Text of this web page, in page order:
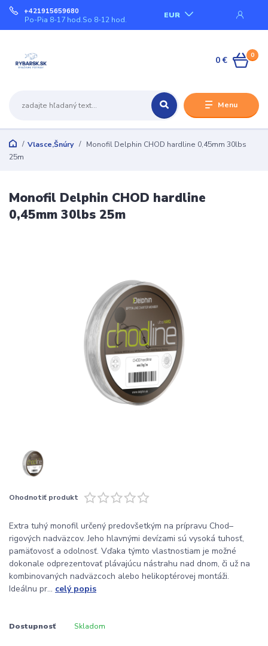
Menu
EUR
+421915659680
Po-Pia 8-17 hod.So 8-12 hod.
0
0 €
Vlasce,Šnúry
Monofil Delphin CHOD hardline 0,45mm 30lbs
25m
Monofil Delphin CHOD hardline
0,45mm 30lbs 25m
Ohodnotiť produkt
Extra tuhý monofil určený predovšetkým na prípravu Chod–
rigových nadväzcov. Jeho hlavnými devízami sú vysoká tuhosť,
pamäťovosť a odolnosť. Vďaka týmto vlastnostiam je možné
dokonale odprezentovať plávajúcu nástrahu nad dnom, či už na
kombinovaných nadväzcoch alebo helikoptérovej montáži.
Ideálnu pr... celý popis
Dostupnosť Skladom